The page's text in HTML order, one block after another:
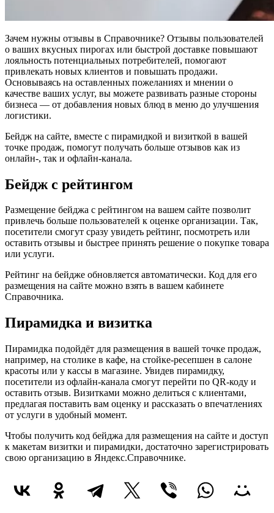
Зачем нужны отзывы в Справочнике? Отзывы пользователей
о ваших вкусных пирогах или быстрой доставке повышают
лояльность потенциальных потребителей, помогают
привлекать новых клиентов и повышать продажи.
Основываясь на оставленных пожеланиях и мнении о
качестве ваших услуг, вы можете развивать разные стороны
бизнеса — от добавления новых блюд в меню до улучшения
логистики.
Бейдж на сайте, вместе с пирамидкой и визиткой в вашей
точке продаж, помогут получать больше отзывов как из
онлайн-, так и офлайн-канала.
Бейдж с рейтингом
Размещение бейджа с рейтингом на вашем сайте позволит
привлечь больше пользователей к оценке организации. Так,
посетители смогут сразу увидеть рейтинг, посмотреть или
оставить отзывы и быстрее принять решение о покупке товара
или услуги.
Рейтинг на бейдже обновляется автоматически. Код для его
размещения на сайте можно взять в вашем кабинете
Справочника.
Пирамидка и визитка
Пирамидка подойдёт для размещения в вашей точке продаж,
например, на столике в кафе, на стойке-ресепшен в салоне
красоты или у кассы в магазине. Увидев пирамидку,
посетители из офлайн-канала смогут перейти по QR-коду и
оставить отзыв. Визитками можно делиться с клиентами,
предлагая поставить вам оценку и рассказать о впечатлениях
от услуги в удобный момент.
Чтобы получить код бейджа для размещения на сайте и доступ
к макетам визитки и пирамидки, достаточно зарегистрировать
свою организацию в Яндекс.Справочнике.